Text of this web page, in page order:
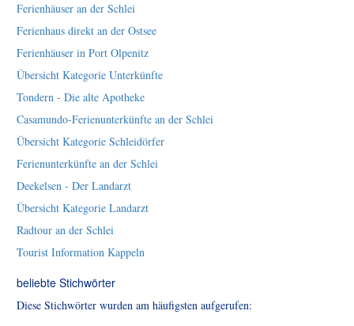
Ferienhäuser an der Schlei
Ferienhaus direkt an der Ostsee
Ferienhäuser in Port Olpenitz
Übersicht Kategorie Unterkünfte
Tondern - Die alte Apotheke
Casamundo-Ferienunterkünfte an der Schlei
Übersicht Kategorie Schleidörfer
Ferienunterkünfte an der Schlei
Deekelsen - Der Landarzt
Übersicht Kategorie Landarzt
Radtour an der Schlei
Tourist Information Kappeln
beliebte Stichwörter
Diese Stichwörter wurden am häufigsten aufgerufen: